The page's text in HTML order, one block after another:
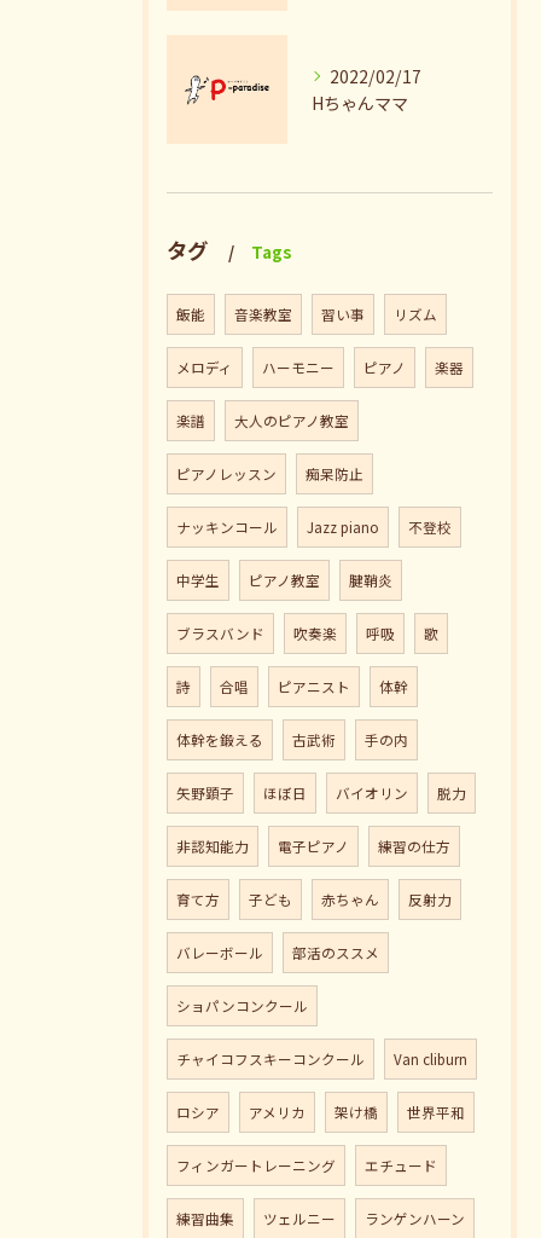
2022/02/17
Hちゃんママ
タグ Tags
飯能 音楽教室 習い事 リズム
メロディ ハーモニー ピアノ 楽器
楽譜 大人のピアノ教室
ピアノレッスン 痴呆防止
ナッキンコール Jazz piano 不登校
中学生 ピアノ教室 腱鞘炎
ブラスバンド 吹奏楽 呼吸 歌
詩 合唱 ピアニスト 体幹
体幹を鍛える 古武術 手の内
矢野顕子 ほぼ日 バイオリン 脱力
非認知能力 電子ピアノ 練習の仕方
育て方 子ども 赤ちゃん 反射力
バレーボール 部活のススメ
ショパンコンクール
チャイコフスキーコンクール Van cliburn
ロシア アメリカ 架け橋 世界平和
フィンガートレーニング エチュード
練習曲集 ツェルニー ランゲンハーン